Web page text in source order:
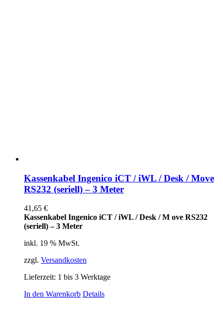
Kassenkabel Ingenico iCT / iWL / Desk / Move
RS232 (seriell) – 3 Meter
41,65 €
Kassenkabel Ingenico iCT / iWL / Desk / M ove RS232
(seriell) – 3 Meter
inkl. 19 % MwSt.
zzgl. Versandkosten
Lieferzeit: 1 bis 3 Werktage
In den Warenkorb Details